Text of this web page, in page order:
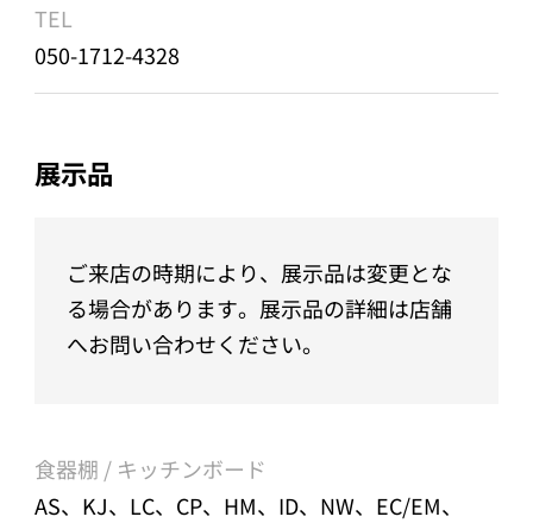
TEL
050-1712-4328
展示品
ご来店の時期により、展示品は変更とな
る場合があります。展示品の詳細は店舗
へお問い合わせください。
食器棚 / キッチンボード
AS、KJ、LC、CP、HM、ID、NW、EC/EM、